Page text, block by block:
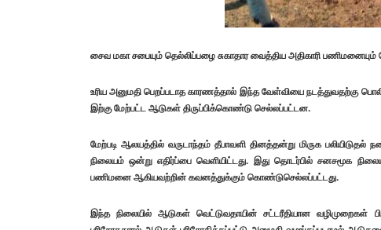
சைவ மகா சபையும் தெல்லிப்பழை சுகாதார வைத்திய அதிகாரி
உரிய அனுமதி பெறப்படாத காரணத்தால் இந்த வேள்வியை நடத்துவதற்கு
இற்கு மேற்பட்ட ஆடுகள் திருப்பிக்கொண்டு செல்லப்பட்டன.
மேற்படி ஆலயத்தில் வருடாந்தம் தீபாவளி தினத்தன்று மிருக
நிலையம் ஒன்று எதிர்ப்பை வெளியிட்டது. இது தொடர்பில் சனசமூக
பணிமனை ஆகியவற்றின் கவனத்துக்கும் கொண்டுசெல்லப்பட்டது.
இந்த நிலையில் ஆடுகள் வெட்டுவதாயின் சட்டரீதியான வழிமுறைகள்